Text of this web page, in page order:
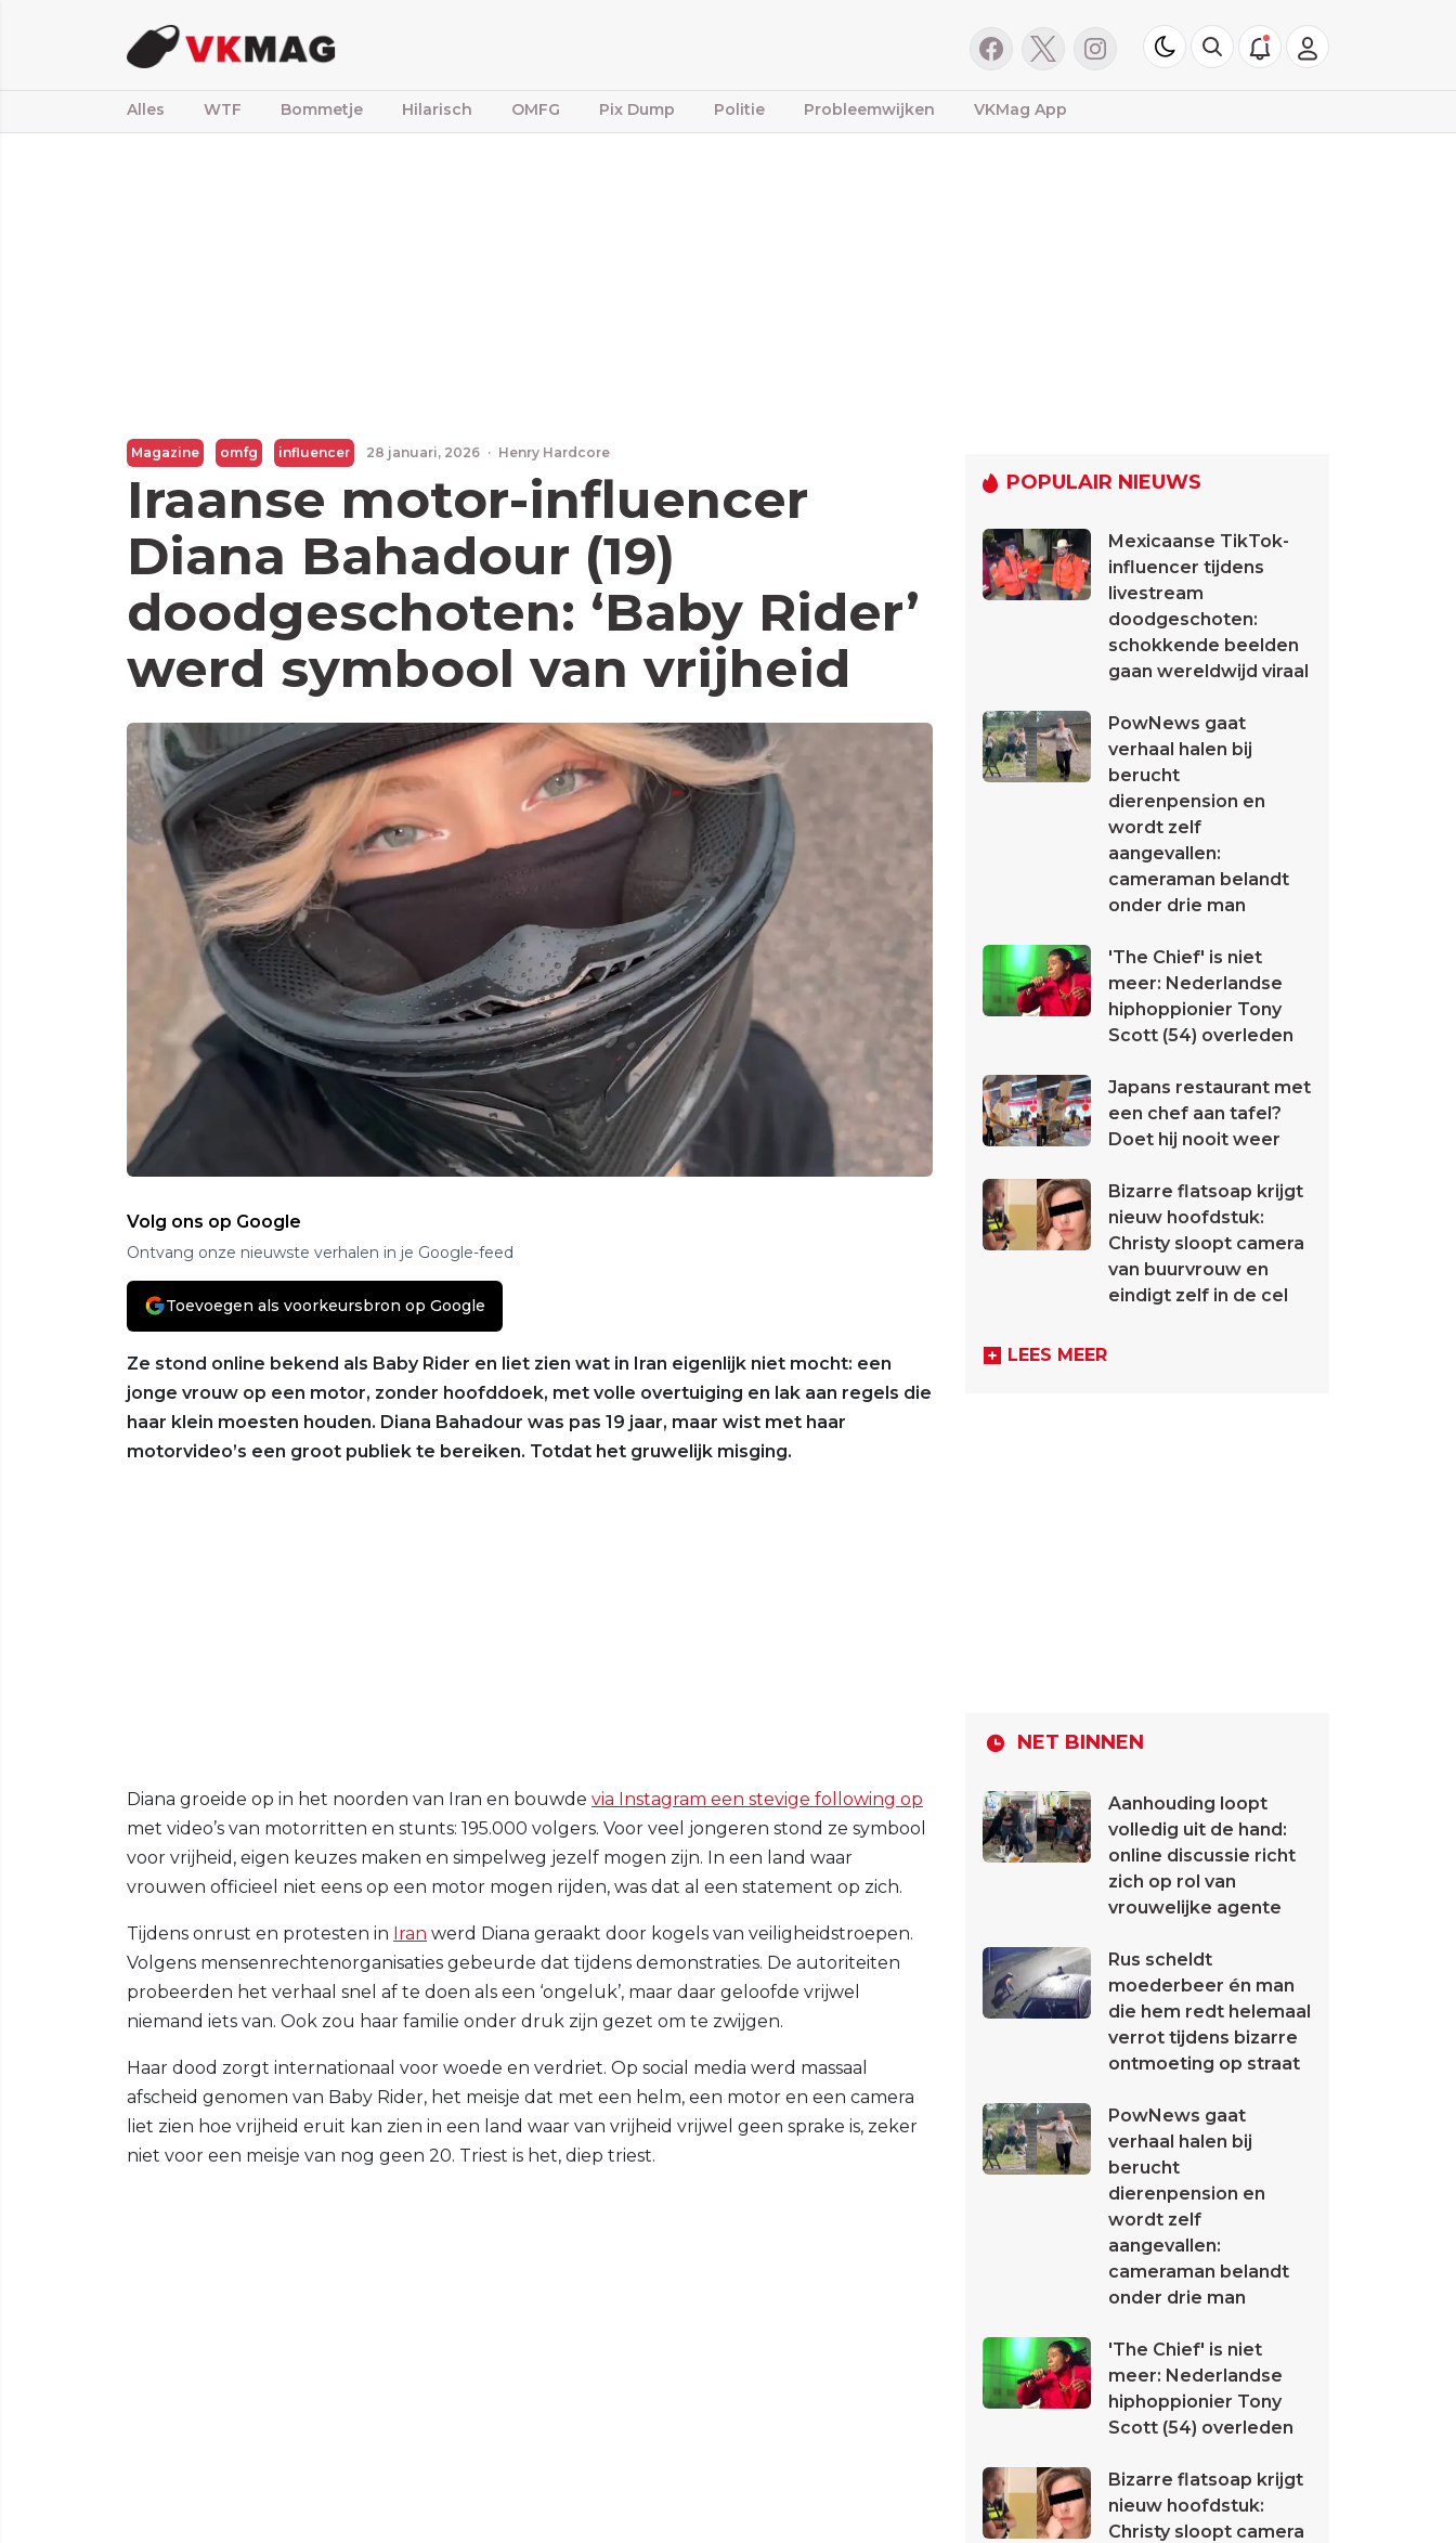
Alles WTF Bommetje Hilarisch OMFG Pix Dump Politie Probleemwijken VKMag App
Magazine omfg influencer 28 januari, 2026 · Henry Hardcore
Iraanse motor-influencer
Diana Bahadour (19)
doodgeschoten: ‘Baby Rider’
werd symbool van vrijheid
Volg ons op Google
Ontvang onze nieuwste verhalen in je Google-feed
Toevoegen als voorkeursbron op Google
Ze stond online bekend als Baby Rider en liet zien wat in Iran eigenlijk niet mocht: een
jonge vrouw op een motor, zonder hoofddoek, met volle overtuiging en lak aan regels die
haar klein moesten houden. Diana Bahadour was pas 19 jaar, maar wist met haar
motorvideo’s een groot publiek te bereiken. Totdat het gruwelijk misging.
Diana groeide op in het noorden van Iran en bouwde via Instagram een stevige following op
met video’s van motorritten en stunts: 195.000 volgers. Voor veel jongeren stond ze symbool
voor vrijheid, eigen keuzes maken en simpelweg jezelf mogen zijn. In een land waar
vrouwen officieel niet eens op een motor mogen rijden, was dat al een statement op zich.
Tijdens onrust en protesten in Iran werd Diana geraakt door kogels van veiligheidstroepen.
Volgens mensenrechtenorganisaties gebeurde dat tijdens demonstraties. De autoriteiten
probeerden het verhaal snel af te doen als een ‘ongeluk’, maar daar geloofde vrijwel
niemand iets van. Ook zou haar familie onder druk zijn gezet om te zwijgen.
Haar dood zorgt internationaal voor woede en verdriet. Op social media werd massaal
afscheid genomen van Baby Rider, het meisje dat met een helm, een motor en een camera
liet zien hoe vrijheid eruit kan zien in een land waar van vrijheid vrijwel geen sprake is, zeker
niet voor een meisje van nog geen 20. Triest is het, diep triest.
POPULAIR NIEUWS
Mexicaanse TikTok-
influencer tijdens
livestream
doodgeschoten:
schokkende beelden
gaan wereldwijd viraal
PowNews gaat
verhaal halen bij
berucht
dierenpension en
wordt zelf
aangevallen:
cameraman belandt
onder drie man
'The Chief' is niet
meer: Nederlandse
hiphoppionier Tony
Scott (54) overleden
Japans restaurant met
een chef aan tafel?
Doet hij nooit weer
Bizarre flatsoap krijgt
nieuw hoofdstuk:
Christy sloopt camera
van buurvrouw en
eindigt zelf in de cel
LEES MEER
NET BINNEN
Aanhouding loopt
volledig uit de hand:
online discussie richt
zich op rol van
vrouwelijke agente
Rus scheldt
moederbeer én man
die hem redt helemaal
verrot tijdens bizarre
ontmoeting op straat
PowNews gaat
verhaal halen bij
berucht
dierenpension en
wordt zelf
aangevallen:
cameraman belandt
onder drie man
'The Chief' is niet
meer: Nederlandse
hiphoppionier Tony
Scott (54) overleden
Bizarre flatsoap krijgt
nieuw hoofdstuk:
Christy sloopt camera